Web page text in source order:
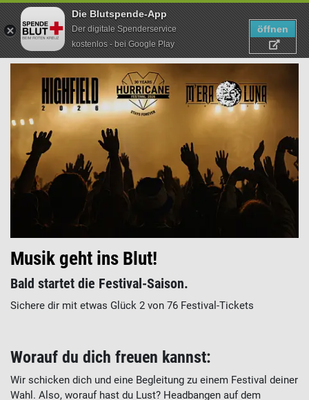
Suche
Musik geht ins Blut!
Bald startet die Festival-Saison.
Sichere dir mit etwas Glück 2 von 76 Festival-Tickets
Worauf du dich freuen kannst:
Wir schicken dich und eine Begleitung zu einem Festival deiner
Wahl. Also, worauf hast du Lust? Headbangen auf dem
Die Blutspende-App
Der digitale Spenderservice
kostenlos - bei Google Play
öffnen